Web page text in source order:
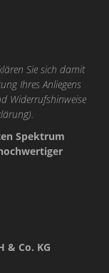
Sie sich damit
Ihres Anliegens
Widerrufshinweise
).
Spektrum
& Co. KG